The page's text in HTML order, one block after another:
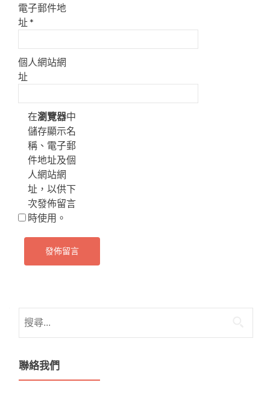
電子郵件地
址*
個人網站網
址
在瀏覽器中
儲存顯示名
稱、電子郵
件地址及個
人網站網
址，以供下
次發佈留言
時使用。
尋
鍵
字:
聯絡我們